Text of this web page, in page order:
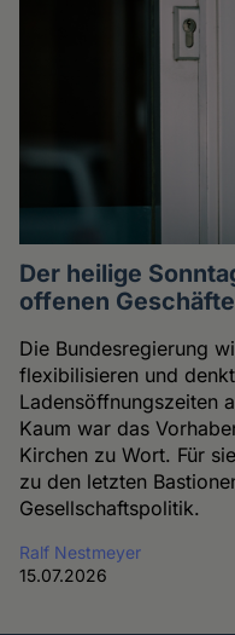
Der heilige
offenen
Die Bundesregierung
flexibilisieren und
Ladensöffnungszeiten
Kaum war das
Kirchen zu Wort. Für
zu den letzten
Gesellschaftspolitik.
Ralf Nestmeyer
15.07.2026